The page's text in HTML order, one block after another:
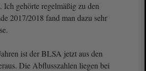
Ich gehörte regelmäßig zu den
2017/2018 fand man dazu sehr
ist der BLSA jetzt aus den
Die Abflusszahlen liegen bei